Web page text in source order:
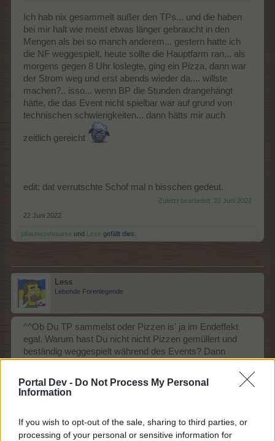
Portal Dev - Do Not Process My Personal
Information
If you wish to opt-out of the sale, sharing to third parties, or
processing of your personal or sensitive information for
Ich hab nix gesammelt außer den TPs... und die haben
bei mir halt wie meist etwas länger gebraucht in den
Mengen als bei so manch anderem... gestern hatte ich
die NF weggespielt, heute sollte die Hauptfarm ran,.. als
morgens gegen 8 Uhr loslegte, ging ein Pizza, dann war
der Strom weg und erst abends wieder da.... willste
machen?.. isso... wenn BP die Stunden drangehängt
hätte, die das Event nicht spielbar war auf grund von
technischen schwierigkeiten... dann hätts mir auch
zeitlich gereicht
edit: dat verrutschte Schof mal n bisschen gedeut.
Zuletzt bearbeitet: 22 Juni 2022
22 Juni 2022
pflaumenmousse und Less gefällt dies.
Less
Lebende Forenlegende
^^Ob Du TP sammelst oder Pizzen is' ja im Endeffekt
egal. Warum hast Du nicht nicht Pizzen gemüllert und
beständig weggespielt während des Events? Dann
22 Juni 2022
96bauerntrampel96